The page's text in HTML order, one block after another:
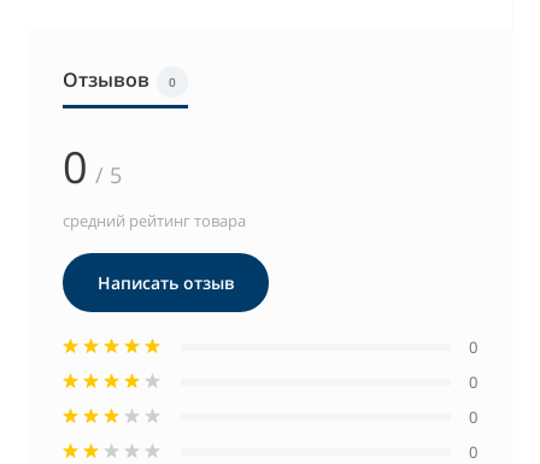
Отзывов 0
0 / 5
средний рейтинг товара
Написать отзыв
0
0
0
0